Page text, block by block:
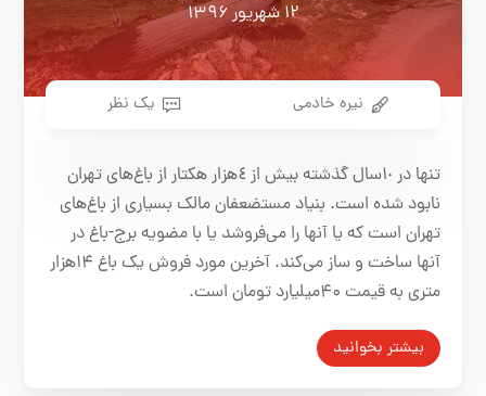
۱۲ شهریور ۱۳۹۶
نیره خادمی یک نظر
تنها در ١٠‌سال گذشته بیش از ٤‌هزار هكتار از باغ‌های تهران
نابود شده است. بنیاد مستضعفان مالک بسیاری از باغ‌های
تهران است که یا آنها را می‌فروشد یا با مضویه برج-باغ در
آنها ساخت و ساز می‌کند. آخرین مورد فروش یک باغ ۱۴هزار
متری به قیمت ۴۰میلیارد تومان است.
بیشتر بخوانید